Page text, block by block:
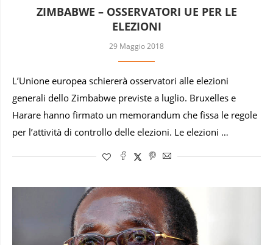
ZIMBABWE – OSSERVATORI UE PER LE
ELEZIONI
29 Maggio 2018
L’Unione europea schiererà osservatori alle elezioni
generali dello Zimbabwe previste a luglio. Bruxelles e
Harare hanno firmato un memorandum che fissa le regole
per l’attività di controllo delle elezioni. Le elezioni …